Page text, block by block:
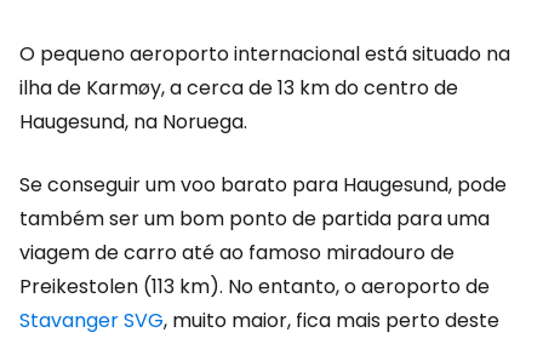
O pequeno aeroporto internacional está situado na
ilha de Karmøy, a cerca de 13 km do centro de
Haugesund, na Noruega.
Se conseguir um voo barato para Haugesund, pode
também ser um bom ponto de partida para uma
viagem de carro até ao famoso miradouro de
Preikestolen (113 km). No entanto, o aeroporto de
Stavanger SVG, muito maior, fica mais perto deste